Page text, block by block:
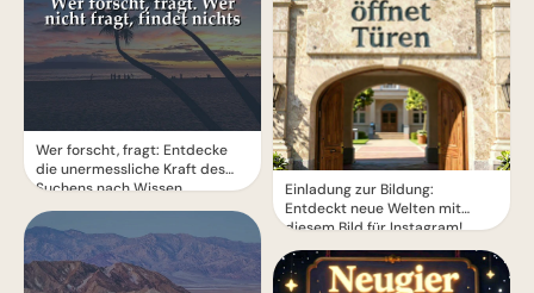
Wer forscht, fragt: Entdecke
die unermessliche Kraft des
Suchens nach Wissen
Einladung zur Bildung:
Entdeckt neue Welten mit
diesem Bild für Instagram!